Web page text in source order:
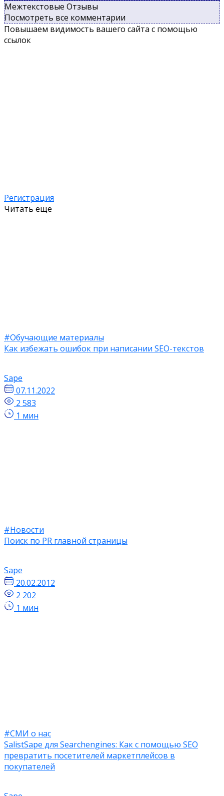
Межтекстовые Отзывы
Посмотреть все комментарии
Повышаем видимость вашего сайта с помощью
ссылок
Регистрация
Читать еще
#Обучающие материалы
Как избежать ошибок при написании SEO-текстов
Sape
07.11.2022
2 583
1 мин
#Новости
Поиск по PR главной страницы
Sape
20.02.2012
2 202
1 мин
#СМИ о нас
SalistSape для Searchengines: Как с помощью SEO
превратить посетителей маркетплейсов в
покупателей